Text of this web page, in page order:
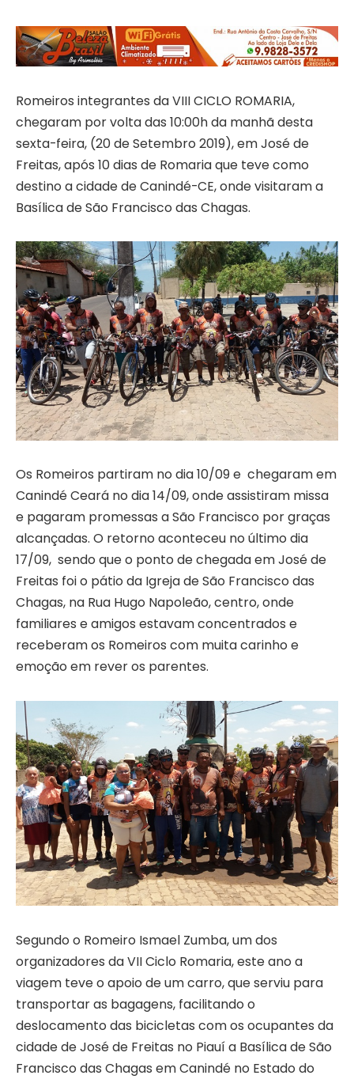
Romeiros integrantes da VIII CICLO ROMARIA,
chegaram por volta das 10:00h da manhã desta
sexta-feira, (20 de Setembro 2019), em José de
Freitas, após 10 dias de Romaria que teve como
destino a cidade de Canindé-CE, onde visitaram a
Basílica de São Francisco das Chagas.
Os Romeiros partiram no dia 10/09 e chegaram em
Canindé Ceará no dia 14/09, onde assistiram missa
e pagaram promessas a São Francisco por graças
alcançadas. O retorno aconteceu no último dia
17/09, sendo que o ponto de chegada em José de
Freitas foi o pátio da Igreja de São Francisco das
Chagas, na Rua Hugo Napoleão, centro, onde
familiares e amigos estavam concentrados e
receberam os Romeiros com muita carinho e
emoção em rever os parentes.
Segundo o Romeiro Ismael Zumba, um dos
organizadores da VII Ciclo Romaria, este ano a
viagem teve o apoio de um carro, que serviu para
transportar as bagagens, facilitando o
deslocamento das bicicletas com os ocupantes da
cidade de José de Freitas no Piauí a Basílica de São
Francisco das Chagas em Canindé no Estado do